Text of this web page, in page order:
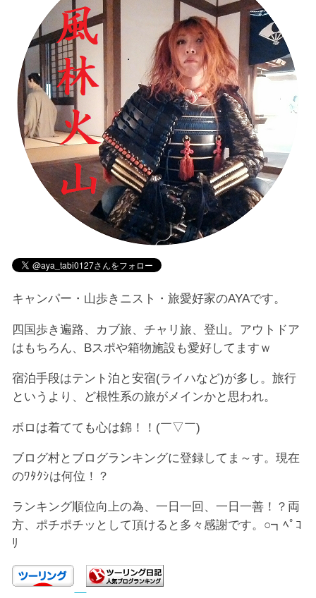
キャンパー・山歩きニスト・旅愛好家のAYAです。
四国歩き遍路、カブ旅、チャリ旅、登山。アウトドア
はもちろん、Bスポや箱物施設も愛好してますｗ
宿泊手段はテント泊と安宿(ライハなど)が多し。旅行
というより、ど根性系の旅がメインかと思われ。
ボロは着てても心は錦！！(￣▽￣)
ブログ村とブログランキングに登録してま～す。現在
のﾜﾀｸｼは何位！？
ランキング順位向上の為、一日一回、一日一善！？両
方、ポチポチッとして頂けると多々感謝です。○┓ﾍﾟｺ
ﾘ